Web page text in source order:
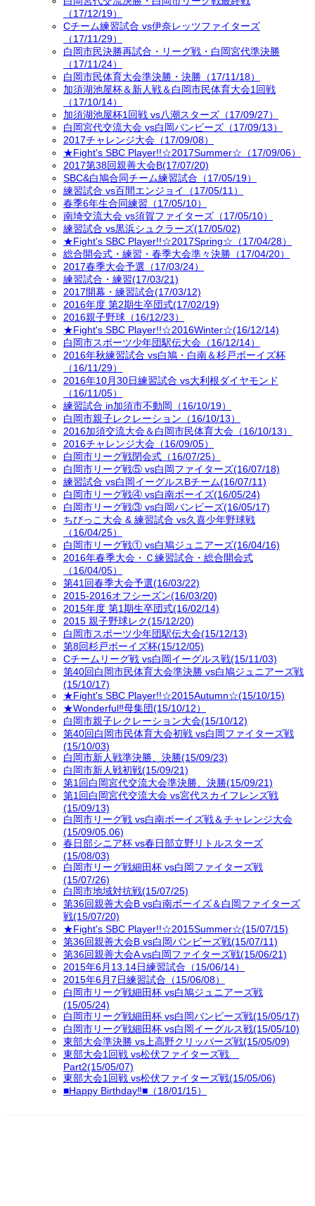
（17/12/19）
Cチーム練習試合 vs伊奈レッツファイターズ
（17/11/29）
白岡市民決勝再試合・リーグ戦・白岡宮代準決勝
（17/11/24）
白岡市民体育大会準決勝・決勝（17/11/18）
加須湖池屋杯＆新人戦＆白岡市民体育大会1回戦
（17/10/14）
加須湖池屋杯1回戦 vs八潮スターズ（17/09/27）
白岡宮代交流大会 vs白岡バンビーズ（17/09/13）
2017チャレンジ大会（17/09/08）
★Fight's SBC Player!!☆2017Summer☆（17/09/06）
2017第38回親善大会B(17/07/20)
SBC&白鳩合同チーム練習試合（17/05/19）
練習試合 vs百間エンジョイ（17/05/11）
春季6年生合同練習（17/05/10）
南埼交流大会 vs須賀ファイターズ（17/05/10）
練習試合 vs黒浜シュクラーズ(17/05/02)
★Fight's SBC Player!!☆2017Spring☆（17/04/28）
総合開会式・練習・春季大会準々決勝（17/04/20）
2017春季大会予選（17/03/24）
練習試合・練習(17/03/21)
2017開幕・練習試合(17/03/12)
2016年度 第2期生卒団式(17/02/19)
2016親子野球（16/12/23）
★Fight's SBC Player!!☆2016Winter☆(16/12/14)
白岡市スポーツ少年団駅伝大会（16/12/14）
2016年秋練習試合 vs白鳩・白南＆杉戸ボーイズ杯
（16/11/29）
2016年10月30日練習試合 vs大利根ダイヤモンド
（16/11/05）
練習試合 in加須市不動岡（16/10/19）
白岡市親子レクレーション（16/10/13）
2016加須交流大会＆白岡市民体育大会（16/10/13）
2016チャレンジ大会（16/09/05）
白岡市リーグ戦閉会式（16/07/25）
白岡市リーグ戦⑤ vs白岡ファイターズ(16/07/18)
練習試合 vs白岡イーグルスBチーム(16/07/11)
白岡市リーグ戦④ vs白南ボーイズ(16/05/24)
白岡市リーグ戦③ vs白岡バンビーズ(16/05/17)
ちびっこ大会 & 練習試合 vs久喜少年野球戦
（16/04/25）
白岡市リーグ戦① vs白鳩ジュニアーズ(16/04/16)
2016年春季大会・Ｃ練習試合・総合開会式
（16/04/05）
第41回春季大会予選(16/03/22)
2015-2016オフシーズン(16/03/20)
2015年度 第1期生卒団式(16/02/14)
2015 親子野球レク(15/12/20)
白岡市スポーツ少年団駅伝大会(15/12/13)
第8回杉戸ボーイズ杯(15/12/05)
Cチームリーグ戦 vs白岡イーグルス戦(15/11/03)
第40回白岡市民体育大会準決勝 vs白鳩ジュニアーズ戦
(15/10/17)
★Fight's SBC Player!!☆2015Autumn☆(15/10/15)
★Wonderful‼母集団(15/10/12）
白岡市親子レクレーション大会(15/10/12)
第40回白岡市民体育大会初戦 vs白岡ファイターズ戦
(15/10/03)
白岡市新人戦準決勝、決勝(15/09/23)
白岡市新人戦初戦(15/09/21)
第1回白岡宮代交流大会準決勝、決勝(15/09/21)
第1回白岡宮代交流大会 vs宮代スカイフレンズ戦
(15/09/13)
白岡市リーグ戦 vs白南ボーイズ戦＆チャレンジ大会
(15/09/05.06)
春日部シニア杯 vs春日部立野リトルスターズ
(15/08/03)
白岡市リーグ戦細田杯 vs白岡ファイターズ戦
(15/07/26)
白岡市地域対抗戦(15/07/25)
第36回親善大会B vs白南ボーイズ＆白岡ファイターズ
戦(15/07/20)
★Fight's SBC Player!!☆2015Summer☆(15/07/15)
第36回親善大会B vs白岡バンビーズ戦(15/07/11)
第36回親善大会A vs白岡ファイターズ戦(15/06/21)
2015年6月13.14日練習試合（15/06/14）
2015年6月7日練習試合（15/06/08）
白岡市リーグ戦細田杯 vs白鳩ジュニアーズ戦
(15/05/24)
白岡市リーグ戦細田杯 vs白岡バンビーズ戦(15/05/17)
白岡市リーグ戦細田杯 vs白岡イーグルス戦(15/05/10)
東部大会準決勝 vs上高野クリッパーズ戦(15/05/09)
東部大会1回戦 vs松伏ファイターズ戦
Part2(15/05/07)
東部大会1回戦 vs松伏ファイターズ戦(15/05/06)
■Happy Birthday‼■（18/01/15）